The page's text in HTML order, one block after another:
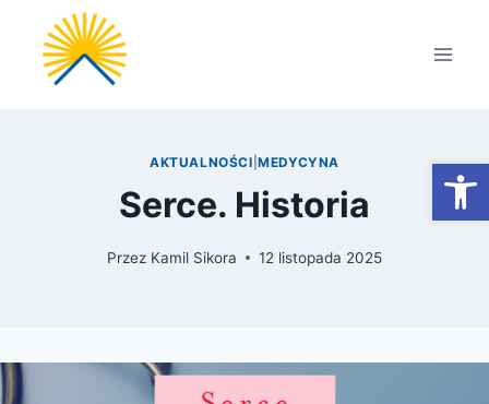
Przejdź
treści
AKTUALNOŚCI |MEDYCYNA
Serce. Historia
Przez Kamil Sikora 12 listopada 2025